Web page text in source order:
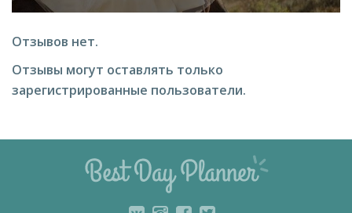
Отзывов нет.
Отзывы могут оставлять только
зарегистрированные пользователи.